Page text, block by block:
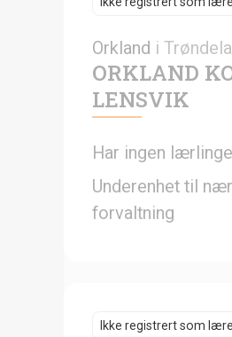
Orkland i
ORKLAND
LENSVIK
Har ingen
Underenhet til
forvaltning
Ikke registrert som